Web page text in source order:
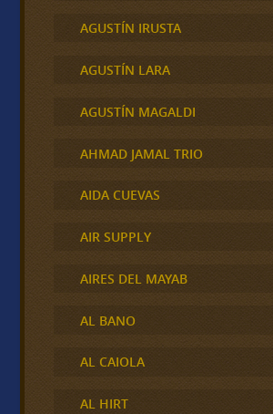
AGUSTÍN IRUSTA
AGUSTÍN LARA
AGUSTÍN MAGALDI
AHMAD JAMAL TRIO
AIDA CUEVAS
AIR SUPPLY
AIRES DEL MAYAB
AL BANO
AL CAIOLA
AL HIRT